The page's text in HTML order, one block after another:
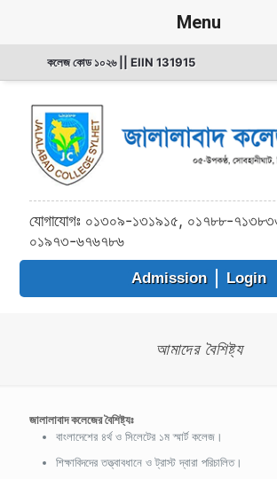
কলেজ কোড ১০২৬ || EIIN 131915
যোগাযোগঃ ০১৩০৯-১৩১৯১৫, ০১৭৮৮-
০১৯৭৩-৬৭৬৭৮৬
Admission Login
আমাদের বৈশিষ্ট্য
জালালাবাদ কলেজের বৈশিষ্ট্যঃ
বাংলাদেশের ৪র্থ ও সিলেটের ১ম স্মার্ট কলেজ।
শিক্ষাবিদদের তত্ত্বাবধানে ও ট্রাস্ট দ্বারা পরিচালিত।
Menu